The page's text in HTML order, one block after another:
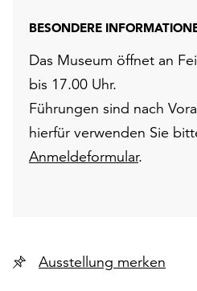
BESONDERE
Das Museum öffnet an
bis 17.00 Uhr.
Führungen sind nach
hierfür verwenden Sie
Anmeldeformular.
Ausstellung merken